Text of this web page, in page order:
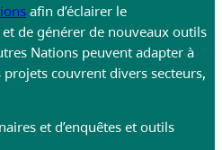
afin d’éclairer le
de générer de nouveaux outils
Nations peuvent adapter à
couvrent divers secteurs,
et d’enquêtes et outils